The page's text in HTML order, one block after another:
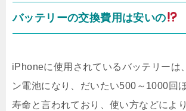
バッテリーの交換費用は安いの
iPhoneに使用されているバッテリーは
ン電池になり、だいたい500～1000回
寿命と言われており、使い方などによ